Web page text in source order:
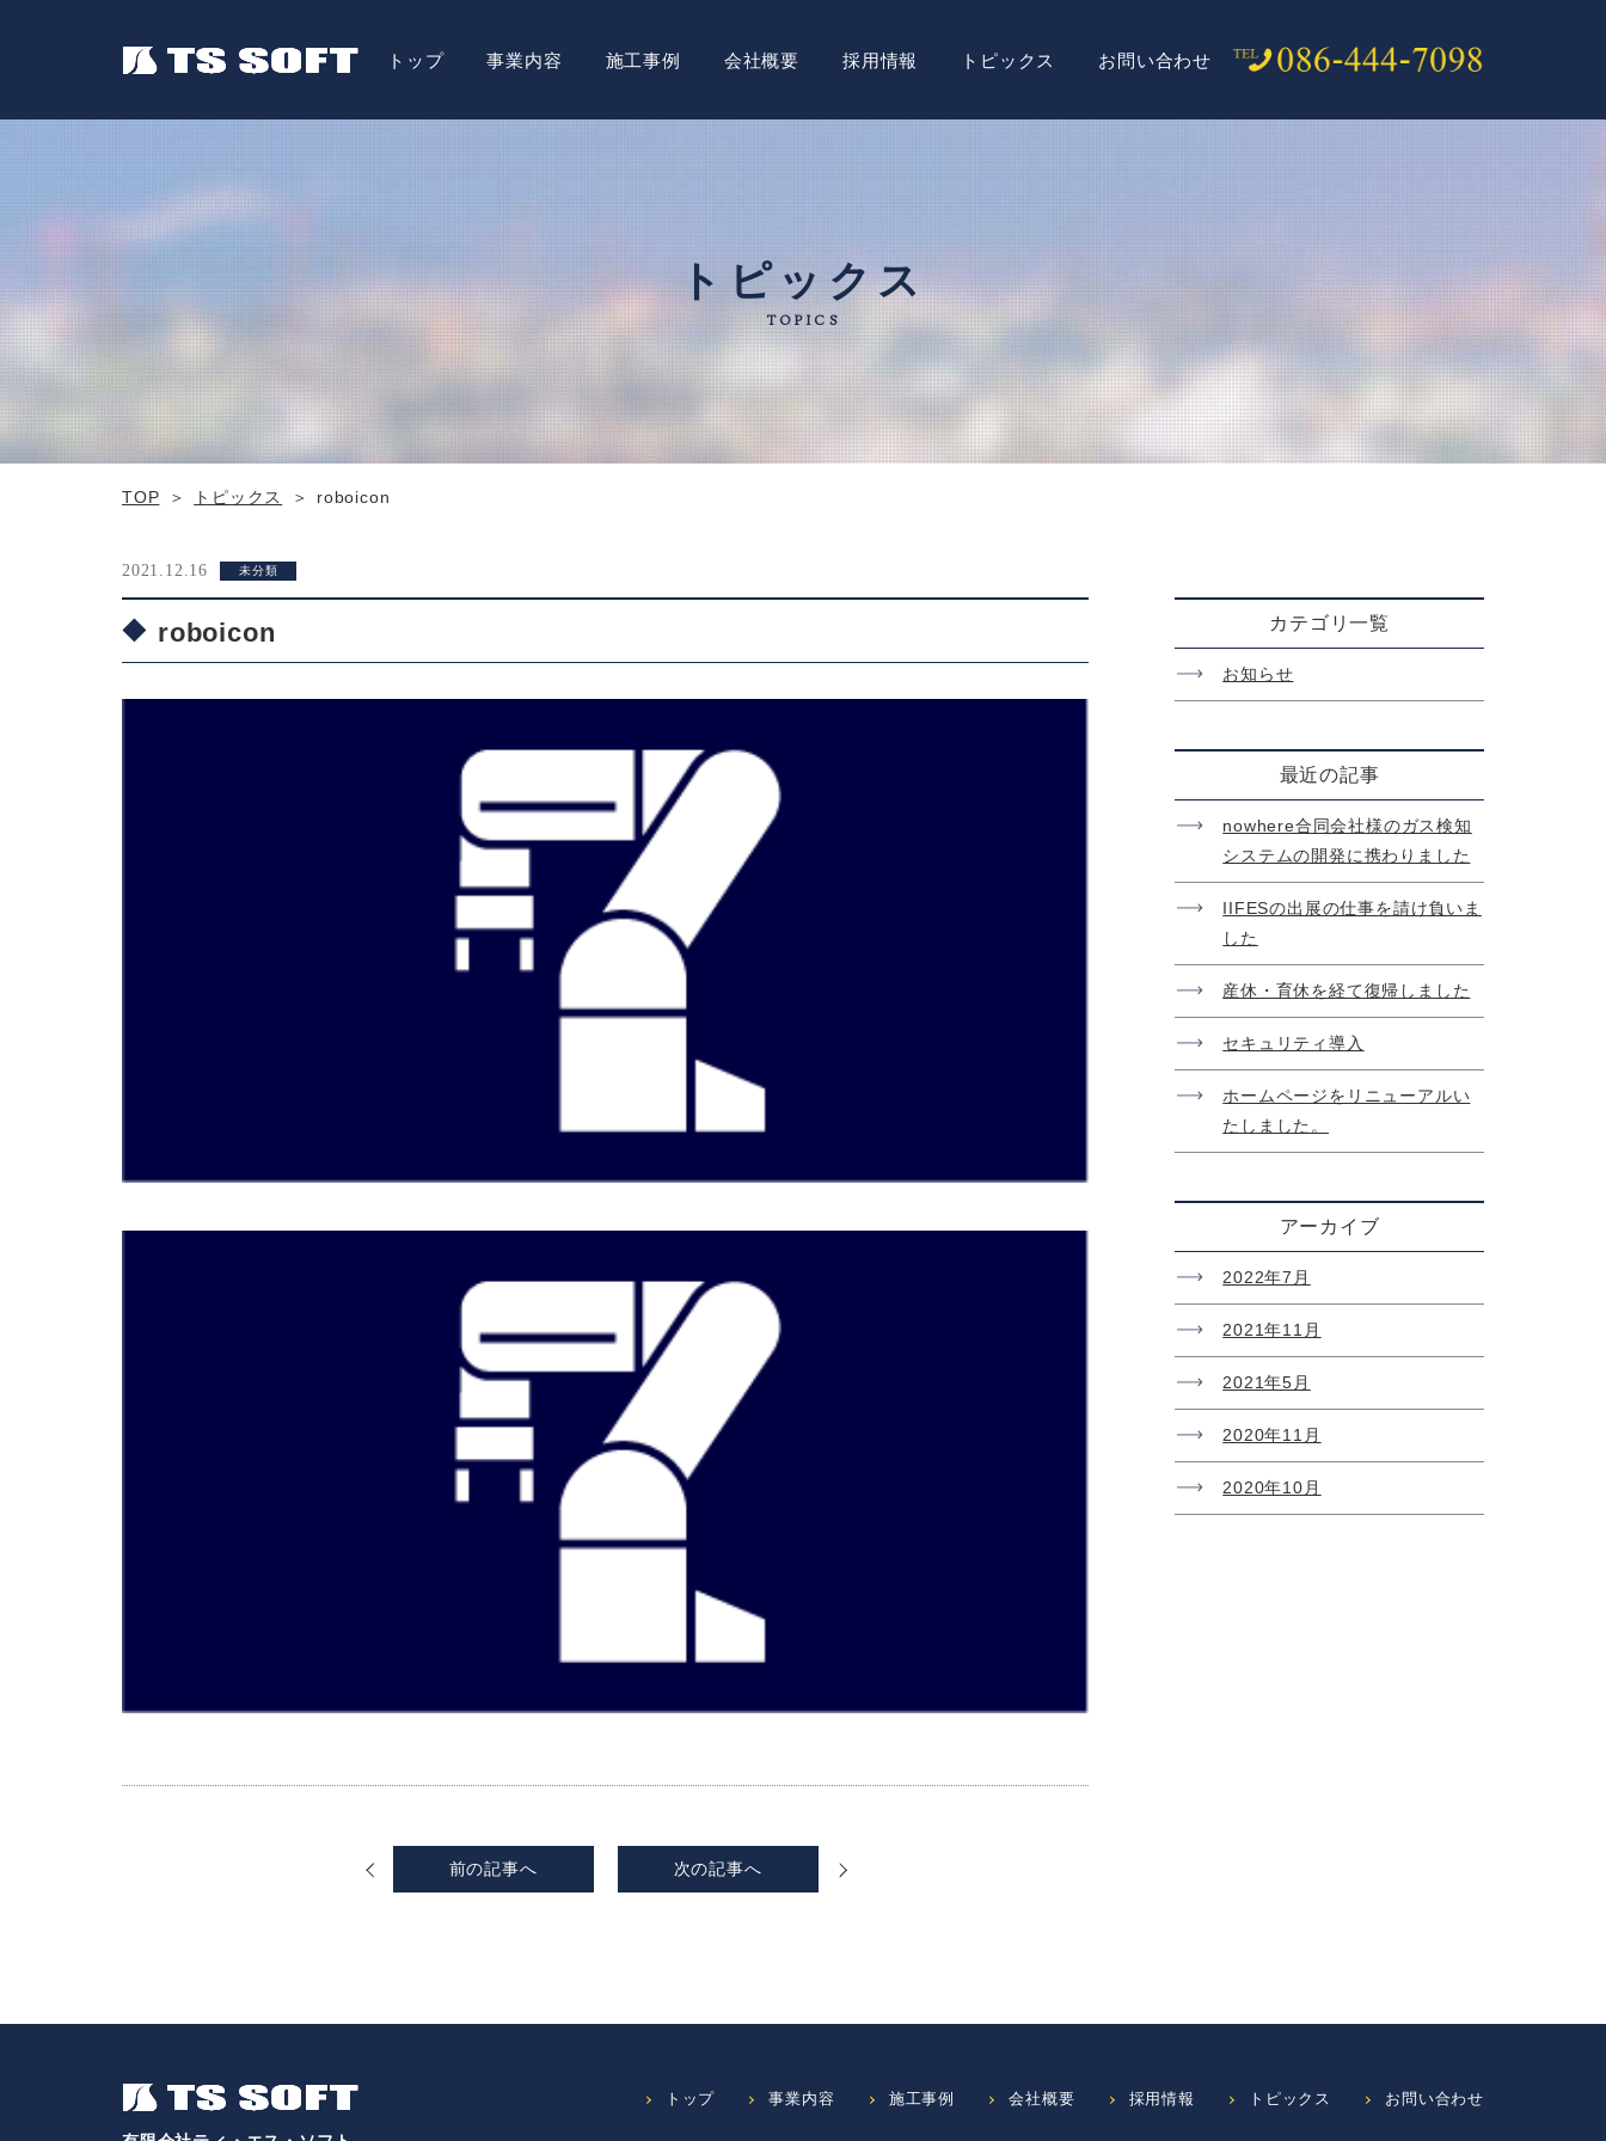
トップ 事業内容 施工事例 会社概要 採用情報 トピックス お問い合わせ
トピックス
TOPICS
TOP トピックス roboicon
2021.12.16 未分類
roboicon
前の記事へ 次の記事へ
カテゴリ一覧
お知らせ
最近の記事
nowhere合同会社様のガス検知
システムの開発に携わりました
IIFESの出展の仕事を請け負いま
した
産休・育休を経て復帰しました
セキュリティ導入
ホームページをリニューアルい
たしました。
アーカイブ
2022年7月
2021年11月
2021年5月
2020年11月
2020年10月
トップ 事業内容 施工事例 会社概要 採用情報 トピックス お問い合わせ